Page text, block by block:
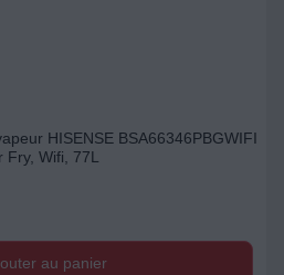
HISENSE BSA66346PBGWIFI
Fry, Wifi, 77L
au panier